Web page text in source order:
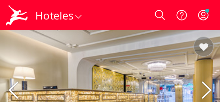
Hoteles Login